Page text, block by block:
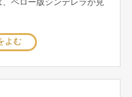
よむ